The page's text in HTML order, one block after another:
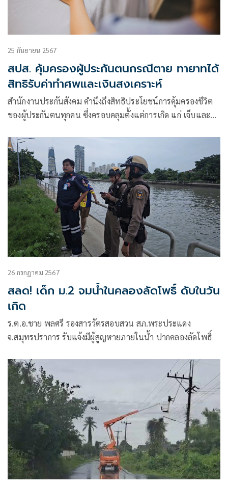
25 กันยายน 2567
สปส. คุ้มครองผู้ประกันตนกรณีตาย ทายาทได้
สิทธิรับค่าทำศพและเงินสงเคราะห์
สำนักงานประกันสังคม คำนึงถึงสิทธิประโยชน์การคุ้มครองชีวิต
ของผู้ประกันตนทุกคน ซึ่งครอบคลุมตั้งแต่การเกิด แก่ เจ็บและ
ความตาย
26 กรกฎาคม 2567
สลด! เด็ก ม.2 จมน้ำในคลองลัดโพธิ์ ดับในวัน
เกิด
ร.ต.อ.ชาย พลศรี รองสารวัตรสอบสวน สภ.พระประแดง
จ.สมุทรปราการ รับแจ้งมีผู้สูญหายภายในน้ำ ปากคลองลัดโพธิ์